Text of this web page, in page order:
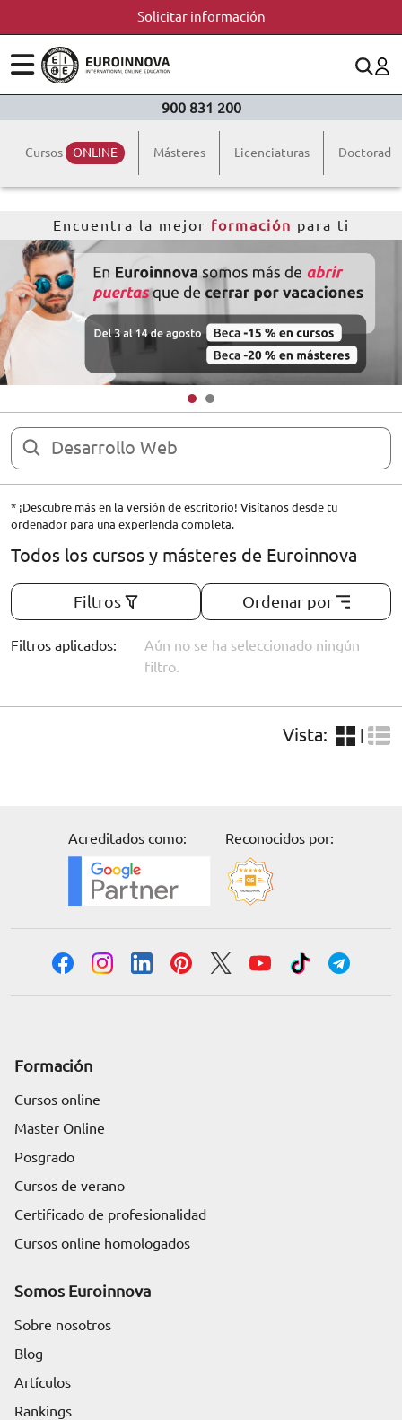
Solicitar información
900 831 200
ÁREAS
ESTUDIOS
CONOCE EUROINNOVA
BECAS Y FINANCIACIÓN
RECURSOS EDUCATIVOS
ORIENTACIÓN LABORAL
(gratuito en España)
900 831 200
TRABAJA CON NOSOTROS
Cursos ONLINE Másteres Licenciaturas
Encuentra la mejor formación para ti
* ¡Descubre más en la versión de escritorio! Visítanos desde tu
ordenador para una experiencia completa.
Todos los cursos y másteres de Euroinnova
Filtros Ordenar por
Filtros aplicados:
Aún no se ha seleccionado ningún
filtro.
Vista:
Acreditados como: Reconocidos por:
Formación
Cursos online
Master Online
Posgrado
Cursos de verano
Certificado de profesionalidad
Cursos online homologados
Somos Euroinnova
Sobre nosotros
Blog
Artículos
Rankings